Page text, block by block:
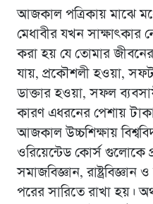
আজকাল পত্রিকায় মাঝে
মেধাবীর যখন সাক্ষাৎকার
করা হয় যে তোমার
যায়, প্রকৌশলী হওয়া,
ডাক্তার হওয়া, সফল
কারণ এধরনের পেশায়
আজকাল উচ্চশিক্ষায়
ওরিয়েন্টেড কোর্স গুলোকে
সমাজবিজ্ঞান,
পরের সারিতে রাখা হয়।